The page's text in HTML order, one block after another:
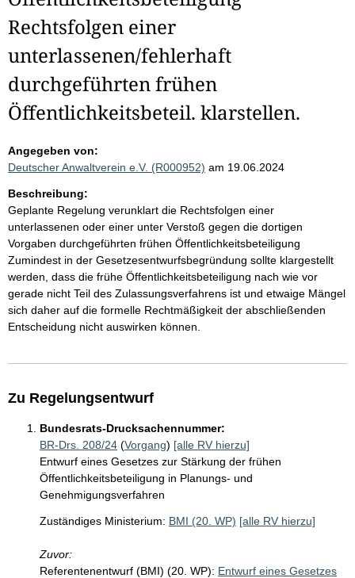
Rechtsfolgen einer
unterlassenen/fehlerhaft
durchgeführten frühen
Öffentlichkeitsbeteil. klarstellen.
Angegeben von:
Deutscher Anwaltverein e.V. (R000952) am 19.06.2024
Beschreibung:
Geplante Regelung verunklart die Rechtsfolgen einer
unterlassenen oder einer unter Verstoß gegen die dortigen
Vorgaben durchgeführten frühen Öffentlichkeitsbeteiligung
Zumindest in der Gesetzesentwurfsbegründung sollte klargestellt
werden, dass die frühe Öffentlichkeitsbeteiligung nach wie vor
gerade nicht Teil des Zulassungsverfahrens ist und etwaige Mängel
sich daher auf die formelle Rechtmäßigkeit der abschließenden
Entscheidung nicht auswirken können.
Zu Regelungsentwurf
Bundesrats-Drucksachennummer:
BR-Drs. 208/24 (Vorgang) [alle RV hierzu]
Entwurf eines Gesetzes zur Stärkung der frühen
Öffentlichkeitsbeteiligung in Planungs- und
Genehmigungsverfahren
Zuständiges Ministerium: BMI (20. WP) [alle RV hierzu]
Zuvor:
Referentenentwurf (BMI) (20. WP): Entwurf eines Gesetzes